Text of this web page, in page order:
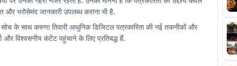
भरोसेमंद जानकारी उपलब्ध कराना भी है.
के साथ करुणा तिवारी आधुनिक डिजिटल पत्रकारिता की नई तकनीकों और
और विश्वसनीय कंटेंट पहुंचाने के लिए प्रतिबद्ध हैं.